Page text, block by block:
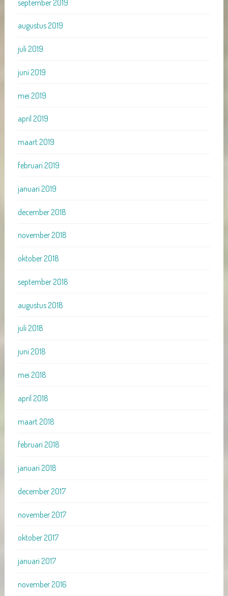
september 2019
augustus 2019
juli 2019
juni 2019
mei 2019
april 2019
maart 2019
februari 2019
januari 2019
december 2018
november 2018
oktober 2018
september 2018
augustus 2018
juli 2018
juni 2018
mei 2018
april 2018
maart 2018
februari 2018
januari 2018
december 2017
november 2017
oktober 2017
januari 2017
november 2016